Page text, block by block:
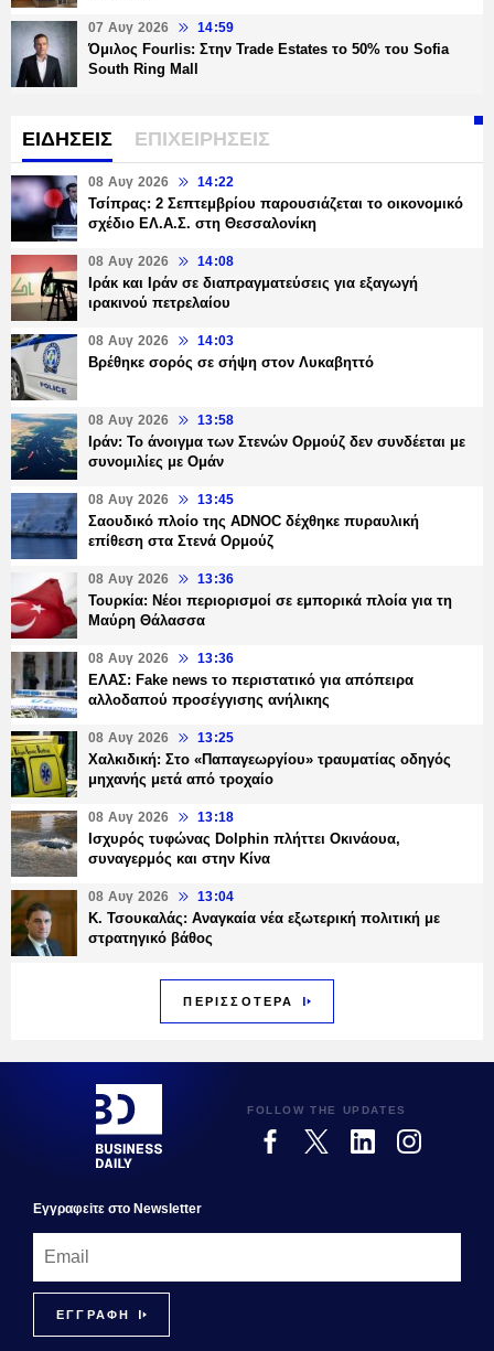
07 Αυγ 2026 14:59
Όμιλος Fourlis: Στην Trade Estates το 50% του Sofia
South Ring Mall
ΕΙΔΗΣΕΙΣ ΕΠΙΧΕΙΡΗΣΕΙΣ
08 Αυγ 2026 14:22
Τσίπρας: 2 Σεπτεμβρίου παρουσιάζεται το οικονομικό
σχέδιο ΕΛ.Α.Σ. στη Θεσσαλονίκη
08 Αυγ 2026 14:08
Ιράκ και Ιράν σε διαπραγματεύσεις για εξαγωγή
ιρακινού πετρελαίου
08 Αυγ 2026 14:03
Βρέθηκε σορός σε σήψη στον Λυκαβηττό
08 Αυγ 2026 13:58
Ιράν: Το άνοιγμα των Στενών Ορμούζ δεν συνδέεται με
συνομιλίες με Ομάν
08 Αυγ 2026 13:45
Σαουδικό πλοίο της ADNOC δέχθηκε πυραυλική
επίθεση στα Στενά Ορμούζ
08 Αυγ 2026 13:36
Τουρκία: Νέοι περιορισμοί σε εμπορικά πλοία για τη
Μαύρη Θάλασσα
08 Αυγ 2026 13:36
ΕΛΑΣ: Fake news το περιστατικό για απόπειρα
αλλοδαπού προσέγγισης ανήλικης
08 Αυγ 2026 13:25
Χαλκιδική: Στο «Παπαγεωργίου» τραυματίας οδηγός
μηχανής μετά από τροχαίο
08 Αυγ 2026 13:18
Ισχυρός τυφώνας Dolphin πλήττει Οκινάουα,
συναγερμός και στην Κίνα
08 Αυγ 2026 13:04
Κ. Τσουκαλάς: Αναγκαία νέα εξωτερική πολιτική με
στρατηγικό βάθος
ΠΕΡΙΣΣΟΤΕΡΑ
FOLLOW THE UPDATES
Εγγραφεiτε στο Newsletter